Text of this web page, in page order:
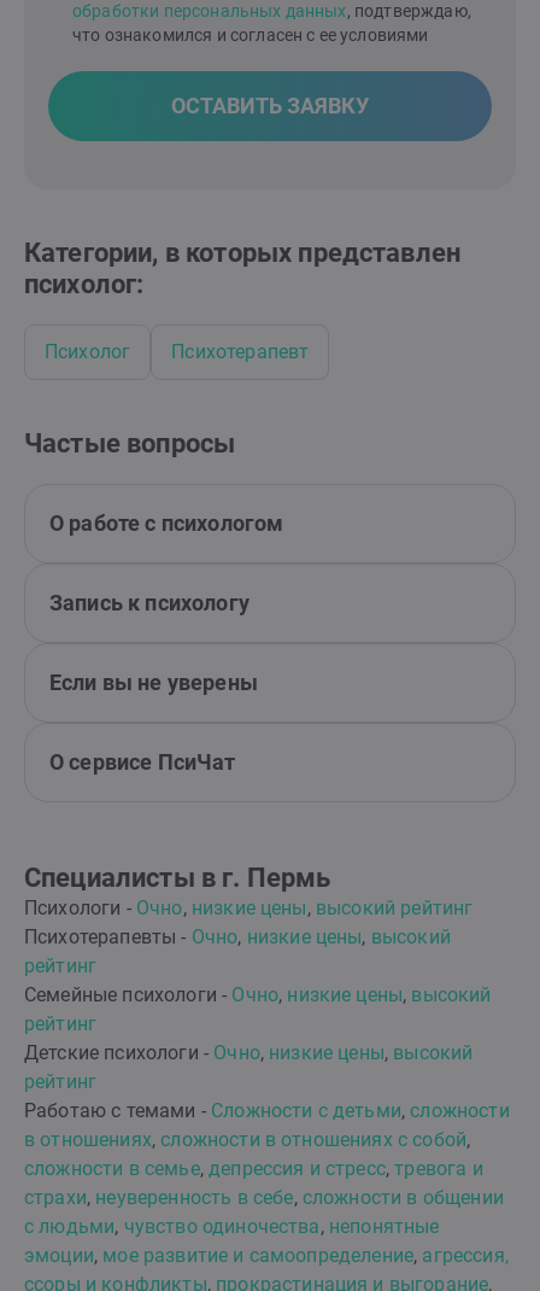
обработки персональных данных, подтверждаю,
что ознакомился и согласен с ее условиями
ОСТАВИТЬ ЗАЯВКУ
Категории, в которых представлен
психолог:
Психолог Психотерапевт
Частые вопросы
О работе с психологом
Запись к психологу
Если вы не уверены
О сервисе ПсиЧат
Специалисты в г. Пермь
Психологи - Очно, низкие цены, высокий рейтинг
Психотерапевты - Очно, низкие цены, высокий
рейтинг
Семейные психологи - Очно, низкие цены, высокий
рейтинг
Детские психологи - Очно, низкие цены, высокий
рейтинг
Работаю с темами - Сложности с детьми,сложности
в отношениях,сложности в отношениях с собой,
сложности в семье,депрессия и стресс,тревога и
страхи, неуверенность в себе, сложности в общении
с людьми, чувство одиночества, непонятные
эмоции, мое развитие и самоопределение, агрессия,
ссоры и конфликты, прокрастинация и выгорание,